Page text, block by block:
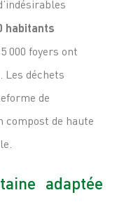
habitants
000 foyers ont
Les déchets
de
compost de haute
adaptée